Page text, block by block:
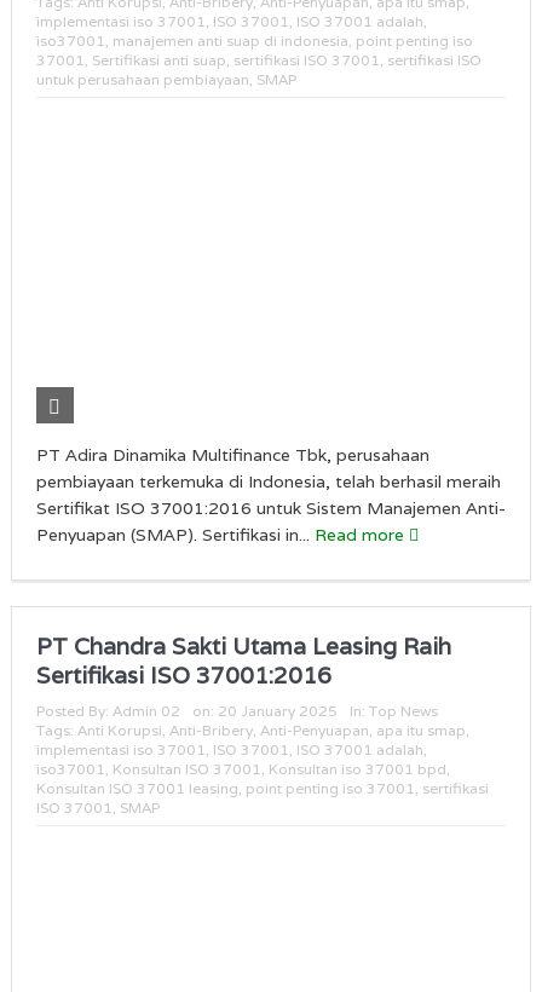
implementasi iso 37001
ISO 37001 ISO 37001 adalah
iso37001
manajemen anti suap di indonesia point penting iso
37001
Sertifikasi anti suap sertifikasi ISO 37001
sertifikasi ISO
untuk perusahaan pembiayaan SMAP
PT Adira Dinamika Multifinance Tbk, perusahaan
pembiayaan terkemuka di Indonesia, telah berhasil meraih
Sertifikat ISO 37001:2016 untuk Sistem Manajemen Anti-
Penyuapan (SMAP). Sertifikasi in... Read more
PT Chandra Sakti Utama Leasing Raih
Sertifikasi ISO 37001:2016
Posted By: Admin 02 on: 20 January 2025 In: Top News
Tags: Anti Korupsi, Anti-Bribery, Anti-Penyuapan, apa itu smap,
implementasi iso 37001, ISO 37001, ISO 37001 adalah,
iso37001, Konsultan ISO 37001, Konsultan iso 37001 bpd,
Konsultan ISO 37001 leasing, point penting iso 37001, sertifikasi
ISO 37001, SMAP